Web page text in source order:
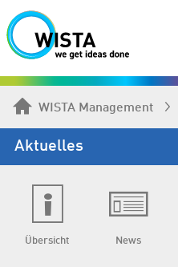
WISTA Management
Aktuelles
Übersicht News